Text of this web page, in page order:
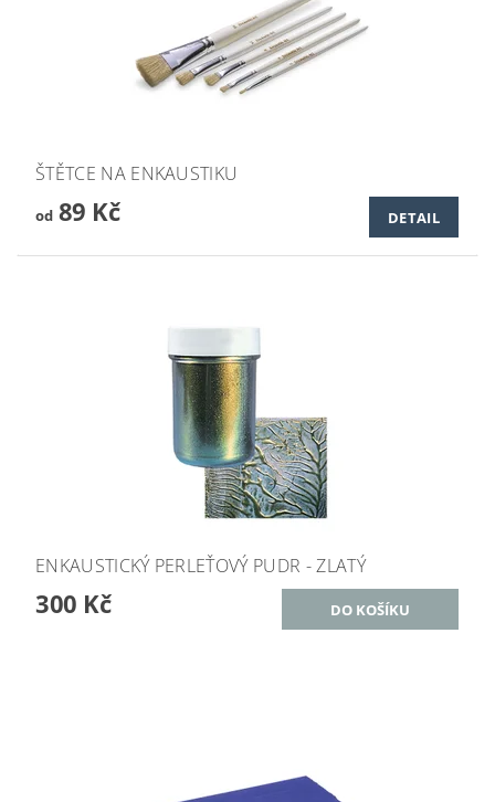
ŠTĚTCE NA ENKAUSTIKU
od89 Kč DETAIL
ENKAUSTICKÝ PERLEŤOVÝ PUDR - ZLATÝ
300 Kč